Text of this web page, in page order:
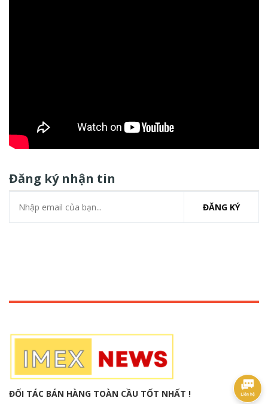
Đăng ký nhận tin
ĐĂNG KÝ
ĐỐI TÁC BÁN HÀNG TOÀN CẦU TỐT NHẤT !